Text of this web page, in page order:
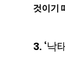
것이기
3. ‘낙